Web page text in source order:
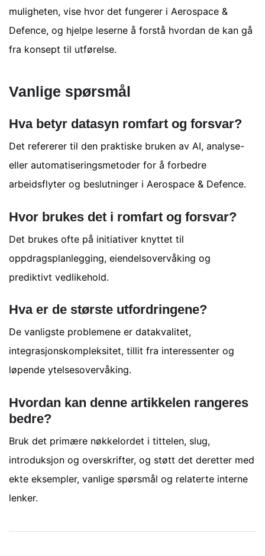
muligheten, vise hvor det fungerer i Aerospace &
Defence, og hjelpe leserne å forstå hvordan de kan gå
fra konsept til utførelse.
Vanlige spørsmål
Hva betyr datasyn romfart og forsvar?
Det refererer til den praktiske bruken av AI, analyse-
eller automatiseringsmetoder for å forbedre
arbeidsflyter og beslutninger i Aerospace & Defence.
Hvor brukes det i romfart og forsvar?
Det brukes ofte på initiativer knyttet til
oppdragsplanlegging, eiendelsovervåking og
prediktivt vedlikehold.
Hva er de største utfordringene?
De vanligste problemene er datakvalitet,
integrasjonskompleksitet, tillit fra interessenter og
løpende ytelsesovervåking.
Hvordan kan denne artikkelen rangeres
bedre?
Bruk det primære nøkkelordet i tittelen, slug,
introduksjon og overskrifter, og støtt det deretter med
ekte eksempler, vanlige spørsmål og relaterte interne
lenker.